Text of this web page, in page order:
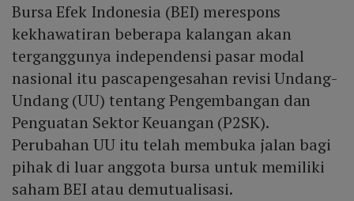
Bursa Efek Indonesia (BEI) merespons
kekhawatiran beberapa kalangan akan
terganggunya independensi pasar modal
nasional itu pascapengesahan revisi Undang-
Undang (UU) tentang Pengembangan dan
Penguatan Sektor Keuangan (P2SK).
Perubahan UU itu telah membuka jalan bagi
pihak di luar anggota bursa untuk memiliki
saham BEI atau demutualisasi.